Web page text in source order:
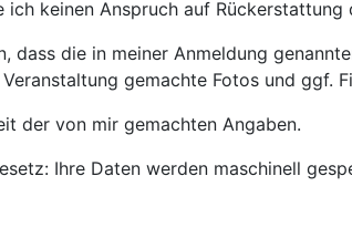
ich keinen Anspruch auf Rückerstattung
dass die in meiner Anmeldung
Veranstaltung gemachte Fotos und ggf.
der von mir gemachten Angaben.
Ihre Daten werden maschinell